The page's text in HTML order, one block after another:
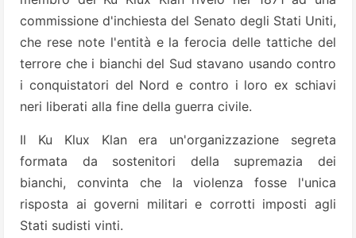
commissione d'inchiesta del Senato degli Stati Uniti,
che rese note l'entità e la ferocia delle tattiche del
terrore che i bianchi del Sud stavano usando contro
i conquistatori del Nord e contro i loro ex schiavi
neri liberati alla fine della guerra civile.
Il Ku Klux Klan era un'organizzazione segreta
formata da sostenitori della supremazia dei
bianchi, convinta che la violenza fosse l'unica
risposta ai governi militari e corrotti imposti agli
Stati sudisti vinti.